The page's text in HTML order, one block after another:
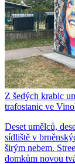
Z šedých krabic
trafostanic ve
Deset umělců,
sídliště v
širým nebem.
domkům novou